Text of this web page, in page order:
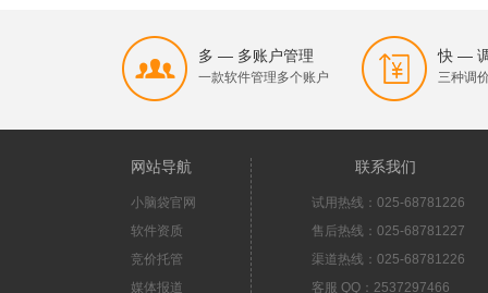
多 — 多账户管理
一款软件管理多个账户
快 —
三种调
网站导航
小脑袋官网
软件资质
竞价托管
媒体报道
联系我们
试用热线：025-68781226
售后热线：025-68781227
渠道热线：025-68781226
客服 QQ：2537297466